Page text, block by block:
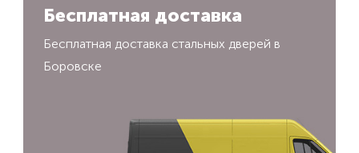
Бесплатная доставка
Бесплатная доставка стальных дверей в
Боровске